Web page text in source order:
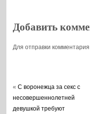
Добавить
Для отправки
«С воронежца за секс с
несовершеннолетней
девушкой требуют